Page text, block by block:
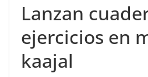
Lanzan
ejercicios en
kaajal